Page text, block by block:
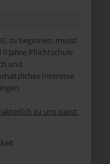
zu beginnen, musst
Jahre Pflichtschule
und
Interesse
zu uns passt.